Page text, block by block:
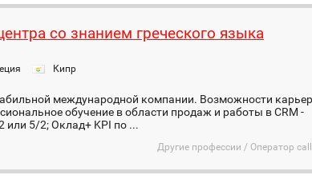
со знанием греческого языка
Кипр
международной компании. Возможности
обучение в области продаж и работы в CRM -
или 5/2; Оклад+ KPI по ...
Другие профессии / Оператор